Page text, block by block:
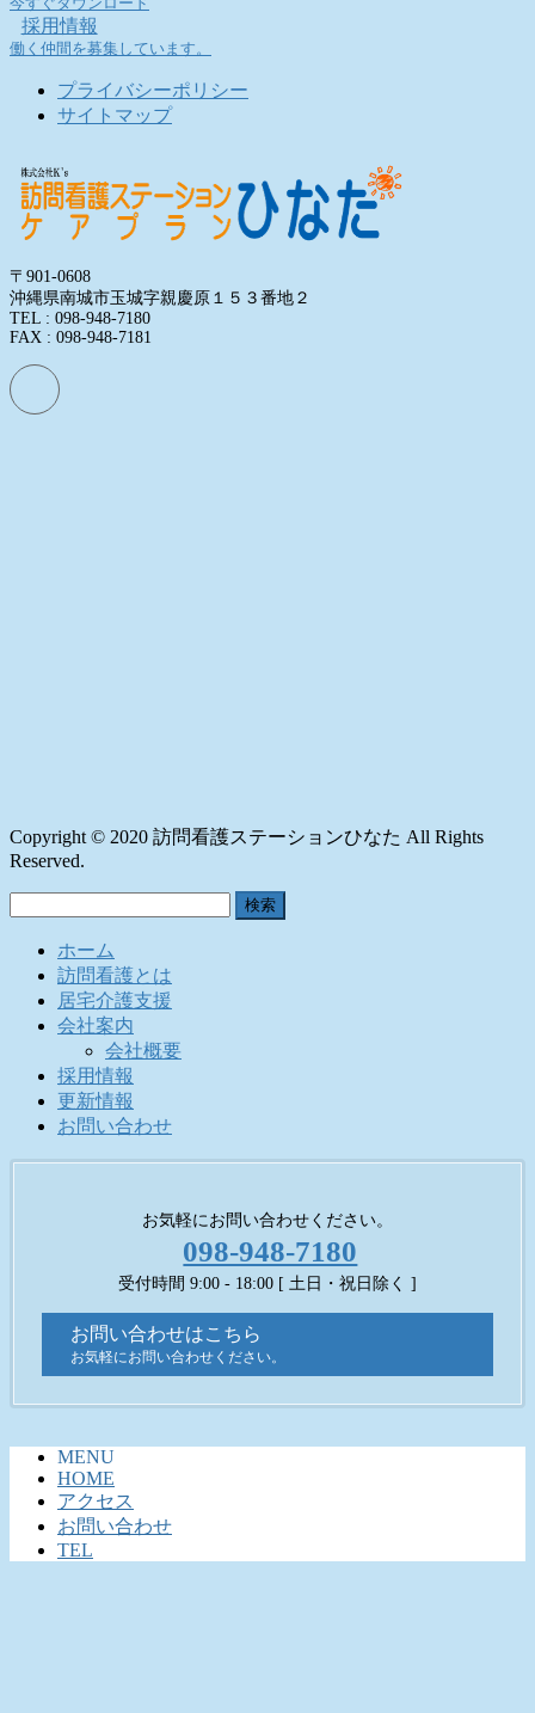
採用情報
働く仲間を募集しています。
プライバシーポリシー
サイトマップ
〒901-0608
沖縄県南城市玉城字親慶原１５３番地２
TEL : 098-948-7180
FAX : 098-948-7181
Copyright © 2020 訪問看護ステーションひなた All Rights
Reserved.
ホーム
訪問看護とは
居宅介護支援
会社案内
会社概要
採用情報
更新情報
お問い合わせ
お気軽にお問い合わせください。
098-948-7180
受付時間 9:00 - 18:00 [ 土日・祝日除く ]
お問い合わせはこちら
お気軽にお問い合わせください。
MENU
HOME
アクセス
お問い合わせ
TEL